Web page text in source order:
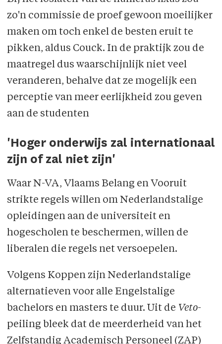
zo'n commissie de proef gewoon moeilijker
maken om toch enkel de besten eruit te
pikken, aldus Couck. In de praktijk zou de
maatregel dus waarschijnlijk niet veel
veranderen, behalve dat ze mogelijk een
perceptie van meer eerlijkheid zou geven
aan de studenten
'Hoger onderwijs zal internationaal
zijn of zal niet zijn'
Waar N-VA, Vlaams Belang en Vooruit
strikte regels willen om Nederlandstalige
opleidingen aan de universiteit en
hogescholen te beschermen, willen de
liberalen die regels net versoepelen.
Volgens Koppen zijn Nederlandstalige
alternatieven voor alle Engelstalige
bachelors en masters te duur. Uit de Veto-
peiling bleek dat de meerderheid van het
Zelfstandig Academisch Personeel (ZAP)